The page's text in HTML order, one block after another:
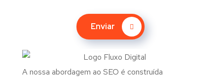
Enviar
A nossa abordagem ao SEO é construída